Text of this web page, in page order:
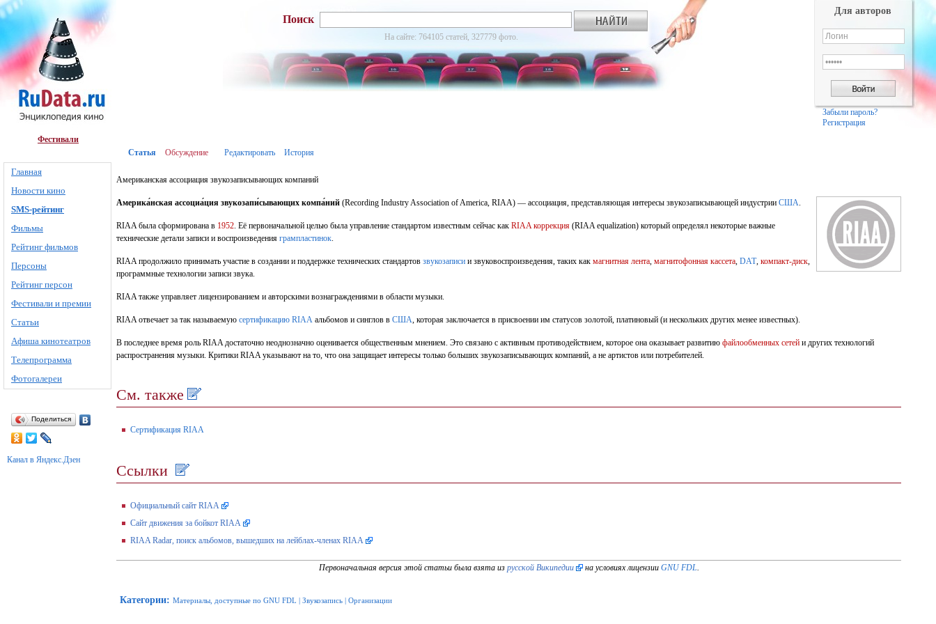
Фестивали
Главная
Новости кино
SMS-рейтинг
Фильмы
Рейтинг фильмов
Персоны
Рейтинг персон
Фестивали и премии
Статьи
Афиша кинотеатров
Телепрограмма
Фотогалереи
Поделиться
Канал в Яндекс.Дзен
Поиск
На сайте: 764105 статей, 327779 фото.
Для авторов
Забыли пароль?
Регистрация
Статья Обсуждение Редактировать История
Американская ассоциация звукозаписывающих компаний
Америка́нская ассоциа́ция звукозапи́сывающих компа́ний (Recording Industry Association of America, RIAA) — ассоциация, представляющая интересы звукозаписывающей индустрии США.
RIAA была сформирована в 1952. Её первоначальной целью была управление стандартом известным сейчас как RIAA коррекция (RIAA equalization) который определял некоторые важные
технические детали записи и воспроизведения грампластинок.
RIAA продолжило принимать участие в создании и поддержке технических стандартов звукозаписи и звуковоспроизведения, таких как магнитная лента, магнитофонная кассета, DAT, компакт-диск,
программные технологии записи звука.
RIAA также управляет лицензированием и авторскими вознаграждениями в области музыки.
RIAA отвечает за так называемую сертификацию RIAA альбомов и синглов в США, которая заключается в присвоении им статусов золотой, платиновый (и нескольких других менее известных).
В последнее время роль RIAA достаточно неоднозначно оценивается общественным мнением. Это связано с активным противодействием, которое она оказывает развитию файлообменных сетей и других технологий
распространения музыки. Критики RIAA указывают на то, что она защищает интересы только больших звукозаписывающих компаний, а не артистов или потребителей.
См. также
Сертификация RIAA
Ссылки
Официальный сайт RIAA
Сайт движения за бойкот RIAA
RIAA Radar, поиск альбомов, вышедших на лейблах-членах RIAA
Первоначальная версия этой статьи была взята из русской Википедии на условиях лицензии GNU FDL
Категории: Материалы, доступные по GNU FDL | Звукозапись | Организации